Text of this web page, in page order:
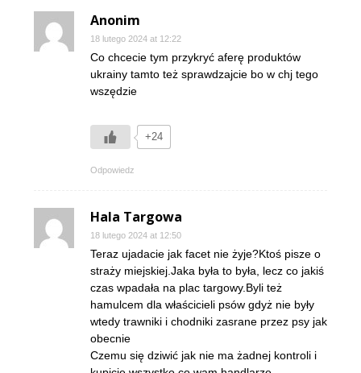
Anonim
18 lutego 2024 at 12:22
Co chcecie tym przykryć aferę produktów
ukrainy tamto też sprawdzajcie bo w chj tego
wszędzie
+24
Odpowiedz
Hala Targowa
18 lutego 2024 at 12:50
Teraz ujadacie jak facet nie żyje?Ktoś pisze o
straży miejskiej.Jaka była to była, lecz co jakiś
czas wpadała na plac targowy.Byli też
hamulcem dla właścicieli psów gdyż nie były
wtedy trawniki i chodniki zasrane przez psy jak
obecnie
Czemu się dziwić jak nie ma żadnej kontroli i